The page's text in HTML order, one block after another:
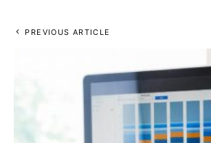
PREVIOUS ARTICLE